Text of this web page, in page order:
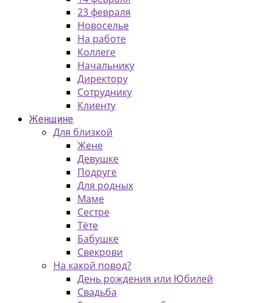
23 февраля
Новоселье
На работе
Коллеге
Начальнику
Директору
Сотруднику
Клиенту
Женщине
Для близкой
Жене
Девушке
Подруге
Для родных
Маме
Сестре
Тёте
Бабушке
Свекрови
На какой повод?
День рождения или Юбилей
Свадьба